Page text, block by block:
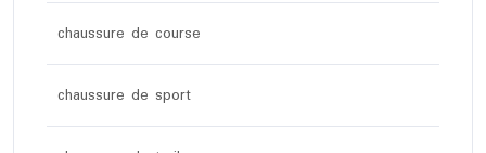
chaussure de course
chaussure de sport